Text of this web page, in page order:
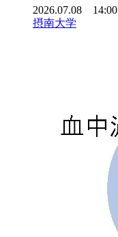
2026.07.08 14:00
摂南大学